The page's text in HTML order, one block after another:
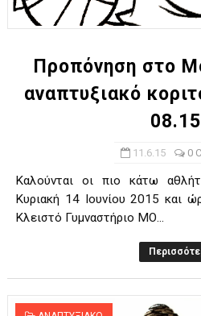
ΧΡΟΝΙΑ ΠΟΛΛΑ ΣΤΟ ΕΛΛΗΝΙΚΟ
Ο δρόμος για τον 29ο τελικό
U21: Τεράστια πρόκριση για
Γ΄ανδρών play offs : "Σκληρό"
Προπόνηση στο
αναπτυξιακό
11.6.15 0
Καλούνται οι πιο κάτω
Κυριακή 14 Ιουνίου 2015 και
Κλειστό Γυμναστήριο ΜΟ...